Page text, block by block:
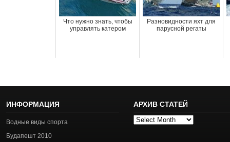
Что нужно знать, чтобы
управлять катером
Разновидности яхт для
парусной регаты
ИНФОРМАЦИЯ
Водные виды спорта
Будапешт 2010
АРХИВ СТАТЕЙ
Архив